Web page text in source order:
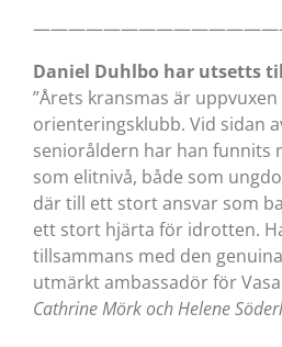
Daniel Duhlbo har utsetts
”Årets kransmas är
orienteringsklubb. Vid sidan
senioråldern har han funnits
som elitnivå, både som
där till ett stort ansvar som
ett stort hjärta för idrotten.
tillsammans med den
utmärkt ambassadör för
Cathrine Mörk och Helene